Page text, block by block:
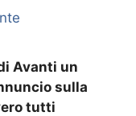
Avanti un
sulla
tutti